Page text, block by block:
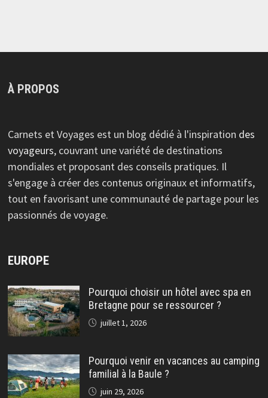
À PROPOS
Carnets et Voyages est un blog dédié à l'inspiration des
voyageurs, couvrant une variété de destinations
mondiales et proposant des conseils pratiques. Il
s'engage à créer des contenus originaux et informatifs,
tout en favorisant une communauté de partage pour les
passionnés de voyage.
EUROPE
Pourquoi choisir un hôtel avec spa en
Bretagne pour se ressourcer ?
juillet 1, 2026
Pourquoi venir en vacances au camping
familial à la Baule ?
juin 29, 2026